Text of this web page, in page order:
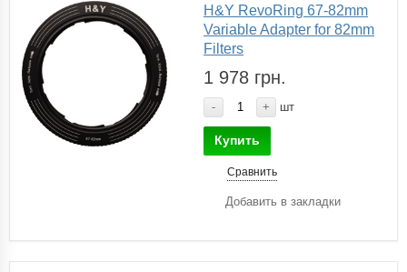
H&Y RevoRing 67-82mm
Variable Adapter for 82mm
Filters
1 978 грн.
- + шт
Купить
Сравнить
Добавить в закладки